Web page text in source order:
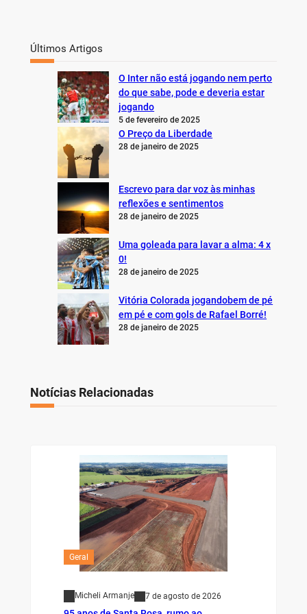
Últimos Artigos
O Inter não está jogando nem perto
do que sabe, pode e deveria estar
jogando
5 de fevereiro de 2025
O Preço da Liberdade
28 de janeiro de 2025
Escrevo para dar voz às minhas
reflexões e sentimentos
28 de janeiro de 2025
Uma goleada para lavar a alma: 4 x
0!
28 de janeiro de 2025
Vitória Colorada jogandobem de pé
em pé e com gols de Rafael Borré!
28 de janeiro de 2025
Notícias Relacionadas
Geral
Micheli Armanje 7 de agosto de 2026